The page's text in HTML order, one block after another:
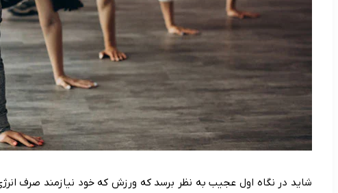
شاید در نگاه اول عجیب به نظر برسد که ورزش که خود نیازمند صرف